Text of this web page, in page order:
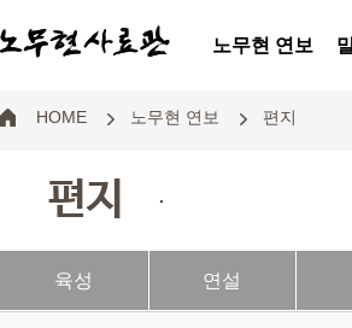
노무현 연보
HOME 노무현 연보 편지
편지 .
육성 연설